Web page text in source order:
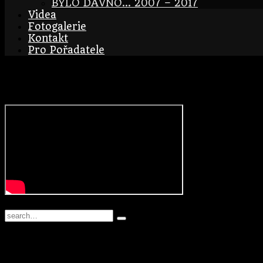
BYLO DÁVNO… 2007 – 2017
Videa
Fotogalerie
Kontakt
Pro Pořadatele